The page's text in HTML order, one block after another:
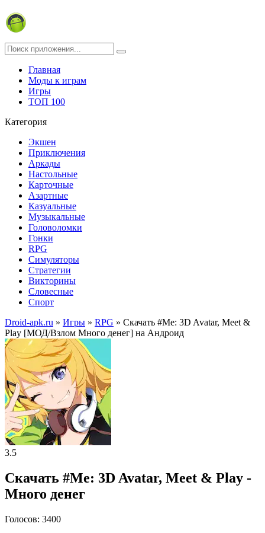
Главная
Моды к играм
Игры
ТОП 100
Категория
Экшен
Приключения
Аркады
Настольные
Карточные
Азартные
Казуальные
Музыкальные
Головоломки
Гонки
RPG
Симуляторы
Стратегии
Викторины
Словесные
Спорт
Droid-apk.ru » Игры » RPG » Скачать #Me: 3D Avatar, Meet &
Play [МОД/Взлом Много денег] на Андроид
3.5
Скачать #Me: 3D Avatar, Meet & Play -
Много денег
Голосов: 3400